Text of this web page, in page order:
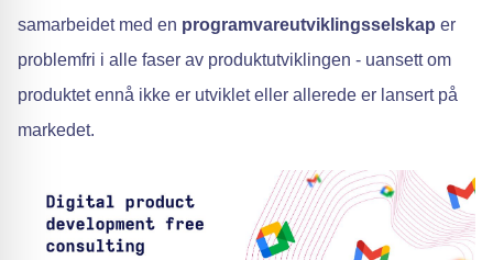
samarbeidet med en programvareutviklingsselskap er
problemfri i alle faser av produktutviklingen - uansett om
produktet ennå ikke er utviklet eller allerede er lansert på
markedet.